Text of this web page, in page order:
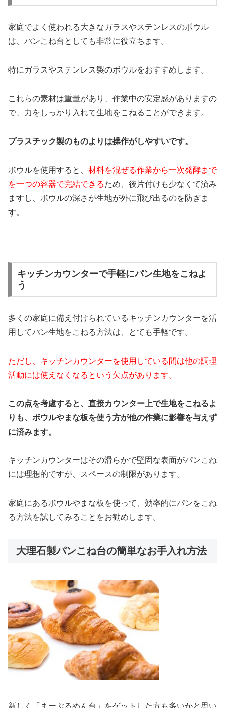
家庭でよく使われる大きなガラスやステンレスのボウル
は、パンこね台としても非常に役立ちます。
特にガラスやステンレス製のボウルをおすすめします。
これらの素材は重量があり、作業中の安定感がありますの
で、力をしっかり入れて生地をこねることができます。
プラスチック製のものよりは操作がしやすいです。
ボウルを使用すると、 材料を混ぜる作業から一次発酵まで
を一つの容器で完結できるため、後片付けも少なくて済み
ますし、ボウルの深さが生地が外に飛び出るのを防ぎま
す。
キッチンカウンターで手軽にパン生地をこねよ
う
多くの家庭に備え付けられているキッチンカウンターを活
用してパン生地をこねる方法は、とても手軽です。
ただし、キッチンカウンターを使用している間は他の調理
活動には使えなくなるという欠点があります。
この点を考慮すると、直接カウンター上で生地をこねるよ
りも、ボウルやまな板を使う方が他の作業に影響を与えず
に済みます。
キッチンカウンターはその滑らかで堅固な表面がパンこね
には理想的ですが、スペースの制限があります。
家庭にあるボウルやまな板を使って、効率的にパンをこね
る方法を試してみることをお勧めします。
大理石製パンこね台の簡単なお手入れ方法
新しく「まーぶるめん台」をゲットした方も多いかと思い